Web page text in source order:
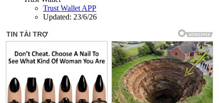
Trust Wallet APP
Updated: 23/6/26